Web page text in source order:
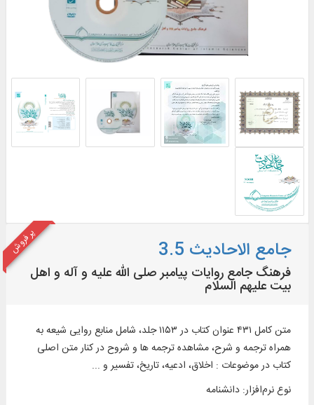
پر فروش جامع الاحادیث 3.5
فرهنگ جامع روایات پیامبر صلی الله علیه و آله و اهل
بیت علیهم السلام
متن کامل ۴۳۱ عنوان کتاب در ۱۱۵۳ جلد، شامل منابع روایی شیعه به
همراه ترجمه و شرح، مشاهده ترجمه ها و شروح در کنار متن اصلی
کتاب در موضوعات : اخلاق، ادعیه، تاریخ، تفسیر و ...
نوع نرم‌افزار:دانشنامه